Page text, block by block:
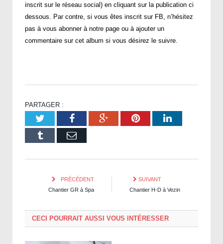
inscrit sur le réseau social) en cliquant sur la publication ci
dessous. Par contre, si vous êtes inscrit sur FB, n’hésitez
pas à vous abonner à notre page ou à ajouter un
commentaire sur cet album si vous désirez le suivre.
PARTAGER :
TwitterFacebookGoogle+PinterestLinkedIn
Tumblr Email
PRÉCÉDENT
Chantier GR à Spa
SUIVANT
Chantier H-D à Vezin
CECI POURRAIT AUSSI VOUS INTÉRESSER